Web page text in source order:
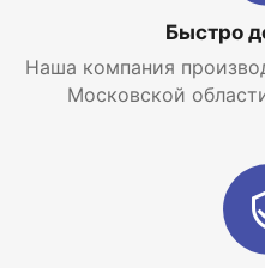
между собой с помощью
силиконовых прокладок.
Интернет-магазин
по самой
Москве и Московской
Быстро
Наша компания
Московской